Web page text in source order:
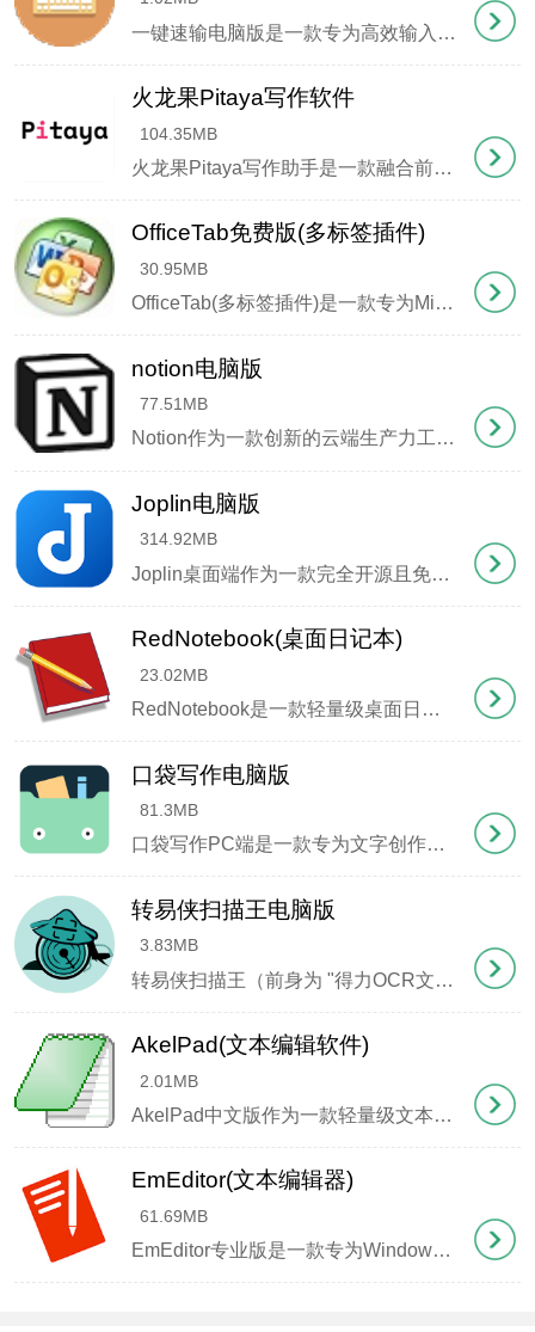
二、配置输出选项
1、单张识别模式下：添加文件后可进行局部识别、图
像缩放、旋转等操作
2、批量处理时：选择输出格式和识别精度设置
三、执行识别
点击【开始识别】按钮，软件将自动处理单张或截图
内容
一键速输电脑版是一款专为高效输入设计的文字快捷输出工具。它摒弃了传统输入法的复杂架构，聚焦于 "极速响应+精准输出 "两大核心功能。用户只需预先设定好快捷键与对应文本，之后每次触发都能瞬间完成内容填充，
火龙果Pitaya写作软件
104.35MB
火龙果Pitaya写作助手是一款融合前沿AI技术的智能创作平台，其极简设计风格与强大功能相得益彰，为作家、学者、开发者等文字工作者打造了高效便捷的创作空间。无论是鸿篇巨制的小说创作、严谨专业的学术论文，还是日常灵感的随手记录，都能通过直观的操作界面实现一气呵成的写作体验。更独具匠心的是，该工具突破传统文本编辑局限，支持多媒体素材的灵活嵌入，让文字与图像
OfficeTab免费版(多标签插件)
30.95MB
OfficeTab(多标签插件)是一款专为MicrosoftOffice设计的实用工具，它能像浏览器一样为Word、Excel等办公软件添加多标签页功能，让您在一个窗口中轻松切换和管理多个文档。这款插件不仅支持自定义标签样式，还能通过分组管理提升办公效率，特别适合需要同时处理大量文件的职场人士。现在您下载的是官方中文版本，界面语言完全本地化，操作体验
notion电脑版
77.51MB
Notion作为一款创新的云端生产力工具，巧妙融合了智能笔记、知识管理与团队协作功能，现已全面适配Android、iOS、Windows、Mac多端设备。用户可通过Google账号、AppleID或电子邮箱快速登录，所有数据实时云端同步，实现跨设备无缝衔接办公，大幅提升工作效率。其独特的
Joplin电脑版
314.92MB
Joplin桌面端作为一款完全开源且免费的笔记管理与待办事项工具，能够高效管理海量笔记内容。其内置的文本编辑器支持笔记的复制、标签分类及内容修改等操作。特别值得一提的是，软件完美兼容Evernote的.enex导出文件，可完整保留原始笔记的富文本格式（自动转为Markdown）、各类附件资源（图片、文件等）及元数据信息（创建时间、位置坐标等），同时也支
RedNotebook(桌面日记本)
23.02MB
RedNotebook是一款轻量级桌面日记工具，界面清爽功能实用，特别适合追求高效记录的用户。这款软件不仅提供丰富的文本编辑功能，还能通过标签云智能管理日记内容，让日常记录变得井井有条。
口袋写作电脑版
81.3MB
口袋写作PC端是一款专为文字创作者量身定制的智能写作工具，采用极简设计理念，带来丝滑流畅的创作体验。它不仅提供精准的章节统计、字数计算等实用功能，还能让您随心调整写作界面的背景色调、字体样式及段落间距，打造专属的沉浸式创作空间。 软件内置丰富的主题配色方案，从清新淡雅到深邃沉稳应有尽有，总有一款能激发您的创作灵感。独创的多
转易侠扫描王电脑版
3.83MB
转易侠扫描王（前身为 "得力OCR文字识别工具 "）是一款轻量级却功能强大的图文识别应用，它能够将图片中的海量文字内容快速转化为可编辑文本，堪称文字工作者的效率神器！无论是印刷体还是手写体都能精准识别，更能智能解析各类证件信息，包括但不限于身份证、银行卡、驾照、票据等文档。更令人惊喜的是，它还内置多语种拍照翻译功能，兼容JPG、PDF等主流文件格式，以惊人
AkelPad(文本编辑软件)
2.01MB
AkelPad中文版作为一款轻量级文本编辑器，在代码编写与日常文本处理之间实现了完美平衡。其独特之处在于支持三种灵活的窗口布局模式——简洁的单窗口(SDI)、高效的多窗口(MDI)以及创新的伪多窗口(PMDI)，满足不同场景下的编辑需求。突破传统编辑器64KB文件大小限制，全面兼容Unicode标准，可智能识别系统所有编码格式，配合强大的撤销历史与智能
EmEditor(文本编辑器)
61.69MB
EmEditor专业版是一款专为Windows平台打造的高效文本处理工具，兼具轻量化与可扩展特性，完美适配32 64位操作系统。这款编辑器不仅提供基础的文字处理功能，如个性化色彩配置、多字体支持、工具栏自定义、行间距调节、列块选区编辑以及无限制的撤销 重做操作，还全面兼容Unicode编码与中文字符集。其强大的代码编辑能力可轻松应对C++、Java、H